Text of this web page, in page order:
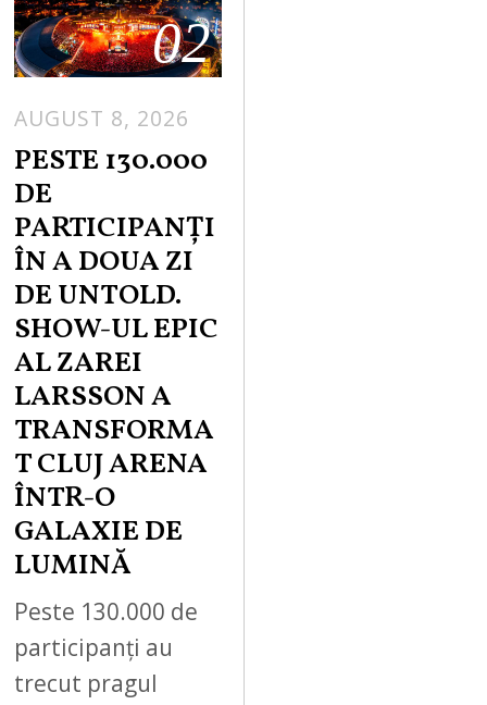
02
AUGUST 8, 2026
PESTE 130.000
DE
PARTICIPANȚI
ÎN A DOUA ZI
DE UNTOLD.
SHOW-UL EPIC
AL ZAREI
LARSSON A
TRANSFORMA
T CLUJ ARENA
ÎNTR-O
GALAXIE DE
LUMINĂ
Peste 130.000 de
participanți au
trecut pragul